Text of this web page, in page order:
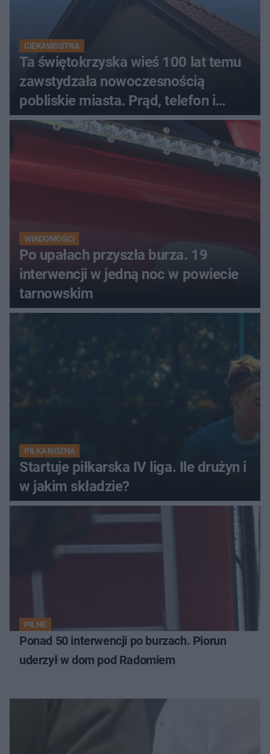
CIEKAWOSTKA
Ta świętokrzyska wieś 100 lat temu
zawstydzała nowoczesnością
pobliskie miasta. Prąd, telefon i
luksusowa auta
WIADOMOŚCI
Po upałach przyszła burza. 19
interwencji w jedną noc w powiecie
tarnowskim
PIŁKA NOŻNA
Startuje piłkarska IV liga. Ile drużyn i
w jakim składzie?
PILNE
Ponad 50 interwencji po burzach. Piorun
uderzył w dom pod Radomiem